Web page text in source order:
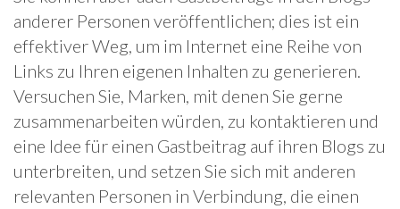
anderer Personen veröffentlichen; dies ist ein
effektiver Weg, um im Internet eine Reihe von
Links zu Ihren eigenen Inhalten zu generieren.
Versuchen Sie, Marken, mit denen Sie gerne
zusammenarbeiten würden, zu kontaktieren und
eine Idee für einen Gastbeitrag auf ihren Blogs zu
unterbreiten, und setzen Sie sich mit anderen
relevanten Personen in Verbindung, die einen